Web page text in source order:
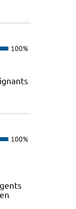
100%
100%